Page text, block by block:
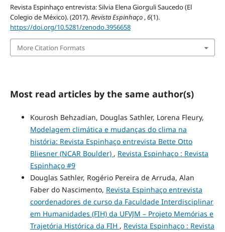
Revista Espinhaço entrevista: Silvia Elena Giorguli Saucedo (El
Colegio de México). (2017).Revista Espinhaço ,6(1).
https://doi.org/10.5281/zenodo.3956658
More Citation Formats
Most read articles by the same author(s)
Kourosh Behzadian, Douglas Sathler, Lorena Fleury,
Modelagem climática e mudanças do clima na
história: Revista Espinhaço entrevista Bette Otto
Bliesner (NCAR Boulder) , Revista Espinhaço : Revista
Espinhaço #9
Douglas Sathler, Rogério Pereira de Arruda, Alan
Faber do Nascimento, Revista Espinhaço entrevista
coordenadores de curso da Faculdade Interdisciplinar
em Humanidades (FIH) da UFVJM – Projeto Memórias e
Trajetória Histórica da FIH , Revista Espinhaço : Revista